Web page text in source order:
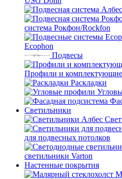
система Рокфон/Rockfon
Ecophon
Подвесы
Профили и
Раскладки
Светильники
для подвесных потолков
светильники Varton
Настенные покрытия